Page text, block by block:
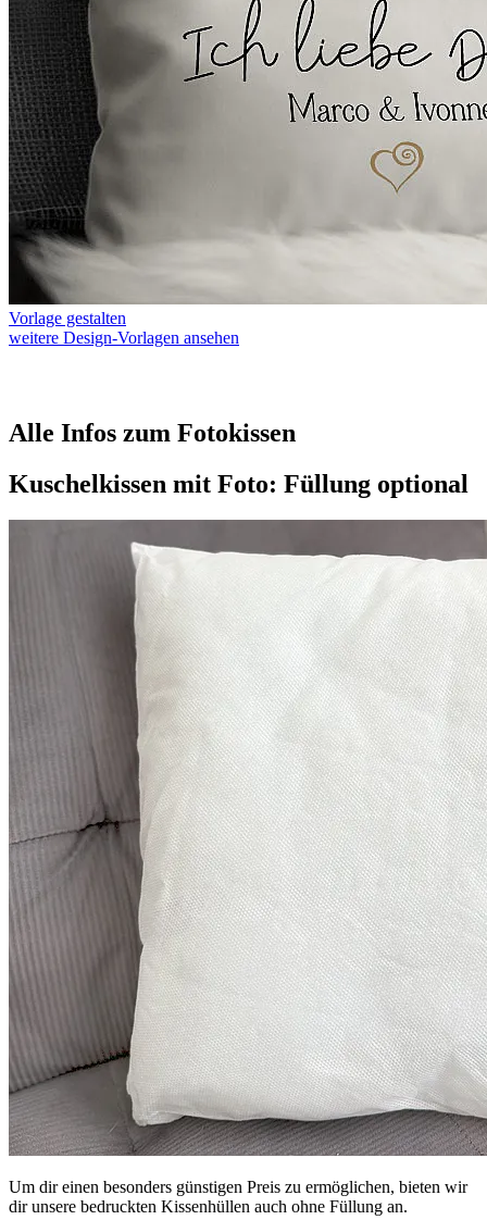
Vorlage gestalten
weitere Design-Vorlagen ansehen
Alle Infos zum Fotokissen
Kuschelkissen mit Foto: Füllung optional
Um dir einen besonders günstigen Preis zu ermöglichen, bieten wir
dir unsere bedruckten Kissenhüllen auch ohne Füllung an.